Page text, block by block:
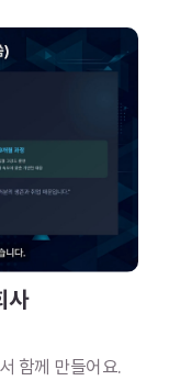
사
함께 만들어요.